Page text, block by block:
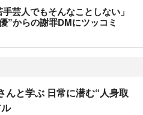
芸人でもそんなことしない」
”からの謝罪DMにツッコミ
んと学ぶ 日常に潜む“人身取